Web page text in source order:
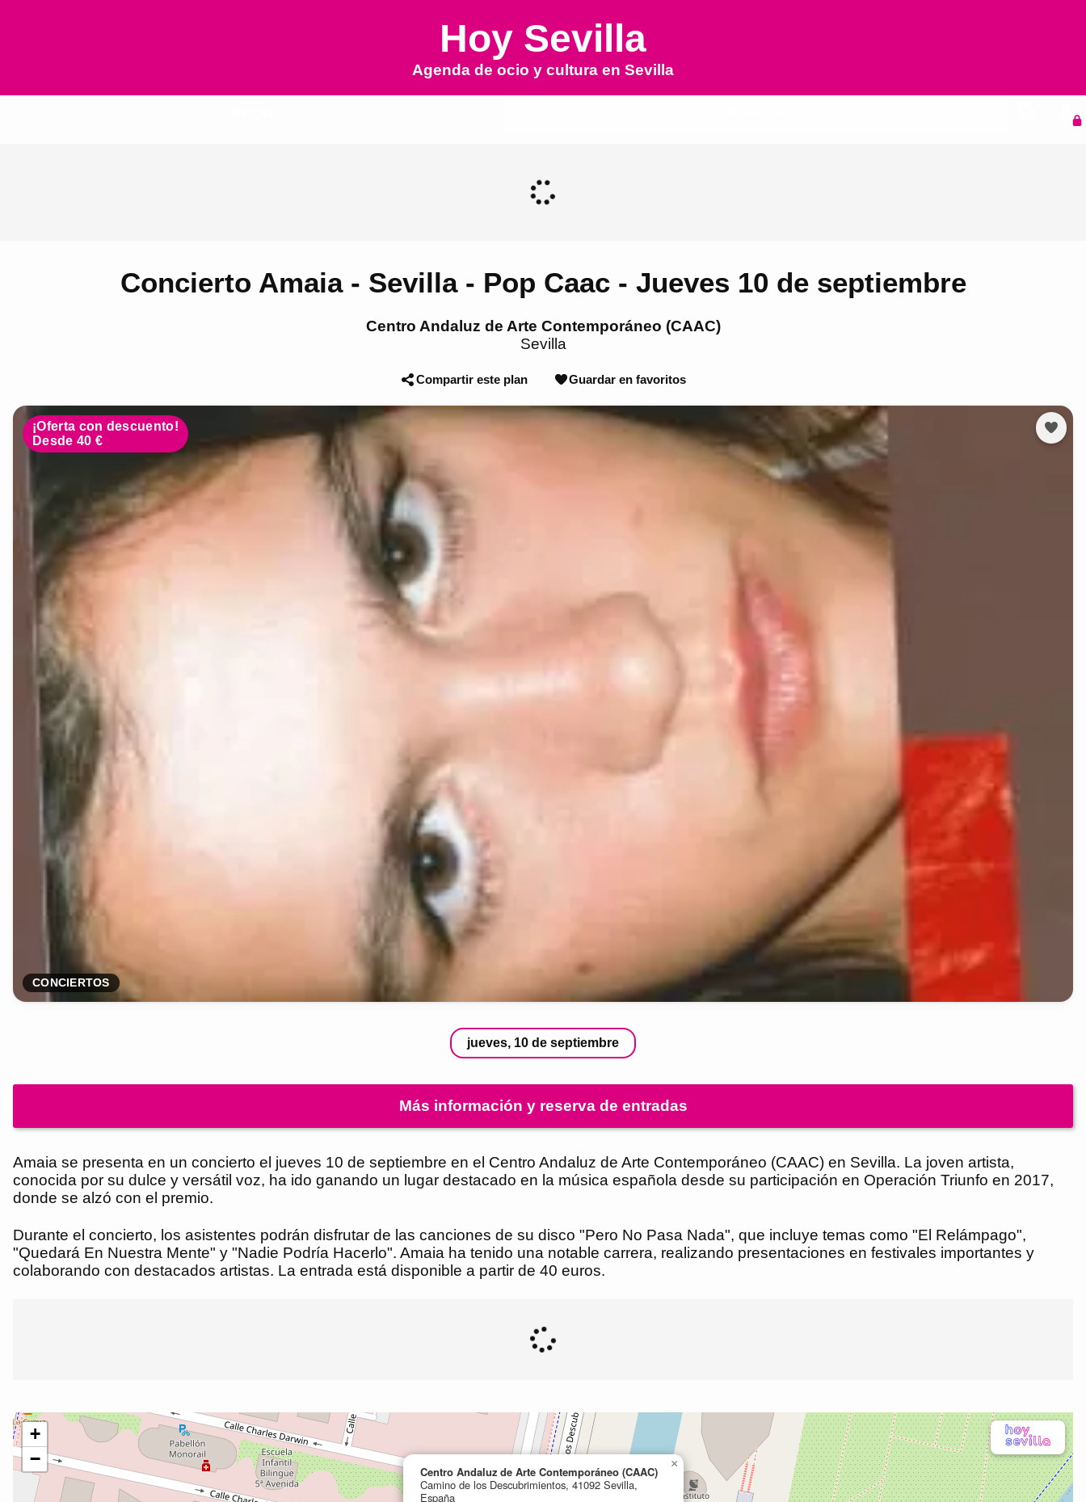
Hoy Sevilla
Agenda de ocio y cultura en Sevilla
Concierto Amaia - Sevilla - Pop Caac - Jueves 10 de septiembre
Centro Andaluz de Arte Contemporáneo (CAAC)
Sevilla
Compartir este plan Guardar en favoritos
¡Oferta con descuento!
Desde 40 €
CONCIERTOS
jueves, 10 de septiembre
Más información y reserva de entradas
Amaia se presenta en un concierto el jueves 10 de septiembre en el Centro Andaluz de Arte Contemporáneo (CAAC) en Sevilla. La joven artista,
conocida por su dulce y versátil voz, ha ido ganando un lugar destacado en la música española desde su participación en Operación Triunfo en 2017,
donde se alzó con el premio.
Durante el concierto, los asistentes podrán disfrutar de las canciones de su disco "Pero No Pasa Nada", que incluye temas como "El Relámpago",
"Quedará En Nuestra Mente" y "Nadie Podría Hacerlo". Amaia ha tenido una notable carrera, realizando presentaciones en festivales importantes y
colaborando con destacados artistas. La entrada está disponible a partir de 40 euros.